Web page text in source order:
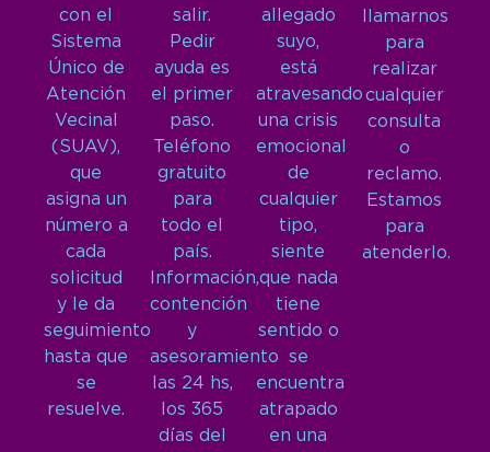
con el
Sistema
Único de
Atención
Vecinal
(SUAV),
que
asigna un
número a
cada
solicitud
y le da
seguimiento
hasta que
se
resuelve.
salir.
Pedir
ayuda es
el primer
paso.
Teléfono
gratuito
para
todo el
país.
Información,
contención
y
asesoramiento
las 24 hs,
los 365
días del
allegado
suyo,
está
atravesando
una crisis
emocional
de
cualquier
tipo,
siente
que nada
tiene
sentido o
se
encuentra
atrapado
en una
llamarnos
para
realizar
cualquier
consulta
o
reclamo.
Estamos
para
atenderlo.